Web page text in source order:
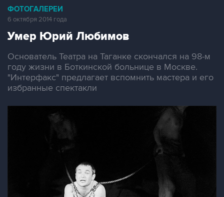
ФОТОГАЛЕРЕИ
6 октября 2014 года
Умер Юрий Любимов
Основатель Театра на Таганке скончался на 98-м
году жизни в Боткинской больнице в Москве.
"Интерфакс" предлагает вспомнить мастера и его
избранные спектакли